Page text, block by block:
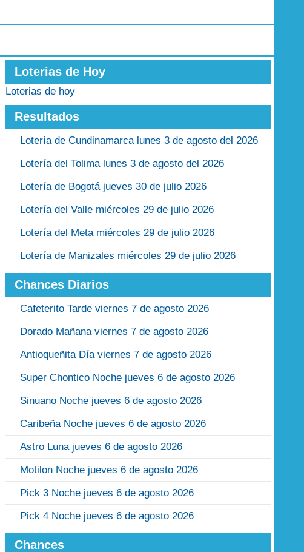
Loterias de Hoy
Loterias de hoy
Resultados
Lotería de Cundinamarca lunes 3 de agosto del 2026
Lotería del Tolima lunes 3 de agosto del 2026
Lotería de Bogotá jueves 30 de julio 2026
Lotería del Valle miércoles 29 de julio 2026
Lotería del Meta miércoles 29 de julio 2026
Lotería de Manizales miércoles 29 de julio 2026
Chances Diarios
Cafeterito Tarde viernes 7 de agosto 2026
Dorado Mañana viernes 7 de agosto 2026
Antioqueñita Día viernes 7 de agosto 2026
Super Chontico Noche jueves 6 de agosto 2026
Sinuano Noche jueves 6 de agosto 2026
Caribeña Noche jueves 6 de agosto 2026
Astro Luna jueves 6 de agosto 2026
Motilon Noche jueves 6 de agosto 2026
Pick 3 Noche jueves 6 de agosto 2026
Pick 4 Noche jueves 6 de agosto 2026
Chances